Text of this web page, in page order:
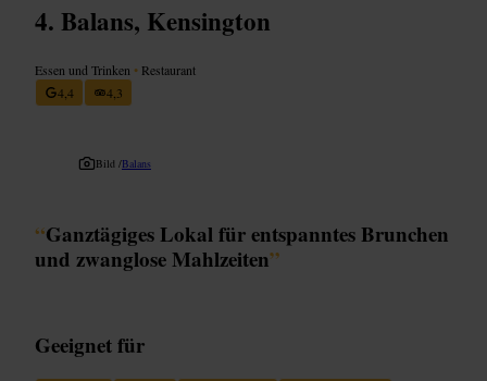
Balans, Kensington
Essen und Trinken • Restaurant
4,4
4,3
Bild /Balans
“Ganztägiges Lokal für entspanntes Brunchen
und zwanglose Mahlzeiten”
Geeignet für